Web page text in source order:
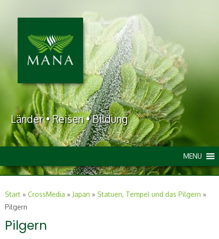
Länder • Reisen • Bildung
MENU
Start » CrossMedia » Japan » Statuen, Tempel und das Pilgern »
Pilgern
Pilgern